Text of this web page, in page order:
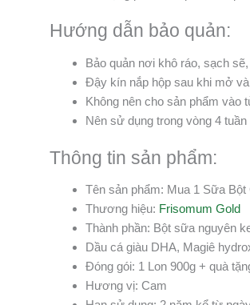
Hướng dẫn bảo quản:
Bảo quản nơi khô ráo, sạch
Đậy kín nắp hộp sau khi mở
Không nên cho sản phẩm vào
Nên sử dụng trong vòng 4
Thông tin sản phẩm:
Tên sản phẩm: Mua 1 Sữa
Thương hiệu: Frisomum Gold
Thành phần: Bột sữa nguyên
Dầu cá giàu DHA, Magiê
Đóng gói: 1 Lon 900g + quà
Hương vị: Cam